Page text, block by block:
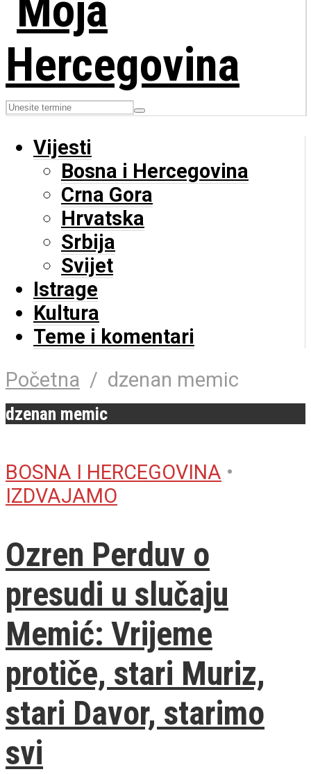
Vijesti
Bosna i Hercegovina
Crna Gora
Hrvatska
Srbija
Svijet
Istrage
Kultura
Teme i komentari
Početna / dzenan memic
dzenan memic
BOSNA I HERCEGOVINA •
IZDVAJAMO
Ozren Perduv o
presudi u slučaju
Memić: Vrijeme
protiče, stari Muriz,
stari Davor, starimo
svi